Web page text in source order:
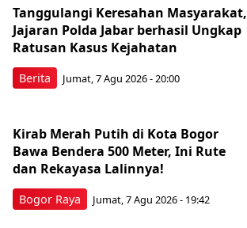
Berita
Tanggulangi Keresahan Masyarakat,
Jajaran Polda Jabar berhasil Ungkap
Ratusan Kasus Kejahatan
Jumat, 7 Agu 2026 - 20:00
Bogor Raya
Kirab Merah Putih di Kota Bogor
Bawa Bendera 500 Meter, Ini Rute
dan Rekayasa Lalinnya!
Jumat, 7 Agu 2026 - 19:42